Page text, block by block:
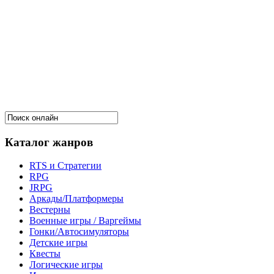
Каталог жанров
RTS и Стратегии
RPG
JRPG
Аркады/Платформеры
Вестерны
Военные игры / Варгеймы
Гонки/Автосимуляторы
Детские игры
Квесты
Логические игры